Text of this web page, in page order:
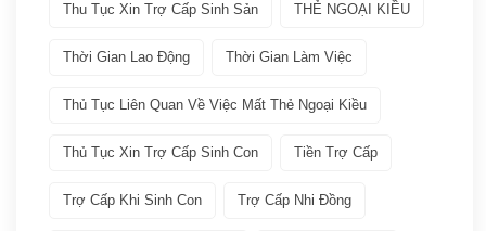
Các loại visa Nhật
Dịch vụ VISA ATTO(36)
Đoàn tụ gia đình(6)
Thu Tục Xin Trợ Cấp Sinh Sản THẺ NGOẠI KIỀU
Thời Gian Lao Động Thời Gian Làm Việc
Thủ Tục Liên Quan Về Việc Mất Thẻ Ngoại Kiều
Thủ Tục Xin Trợ Cấp Sinh Con Tiền Trợ Cấp
Trợ Cấp Khi Sinh Con Trợ Cấp Nhi Đồng